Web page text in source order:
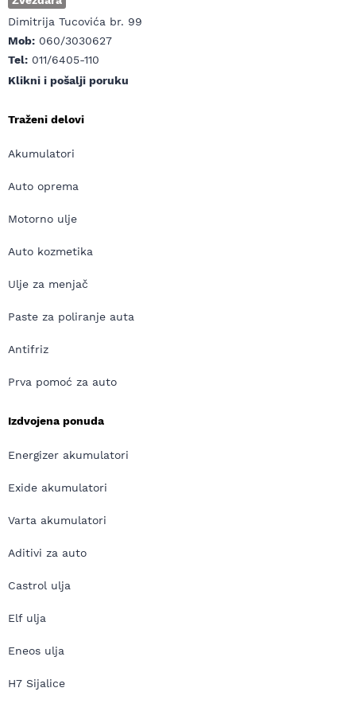
Dimitrija Tucovića br. 99
Mob: 060/3030627
Tel: 011/6405-110
Klikni i pošalji poruku
Traženi delovi
Akumulatori
Auto oprema
Motorno ulje
Auto kozmetika
Ulje za menjač
Paste za poliranje auta
Antifriz
Prva pomoć za auto
Izdvojena ponuda
Energizer akumulatori
Exide akumulatori
Varta akumulatori
Aditivi za auto
Castrol ulja
Elf ulja
Eneos ulja
H7 Sijalice